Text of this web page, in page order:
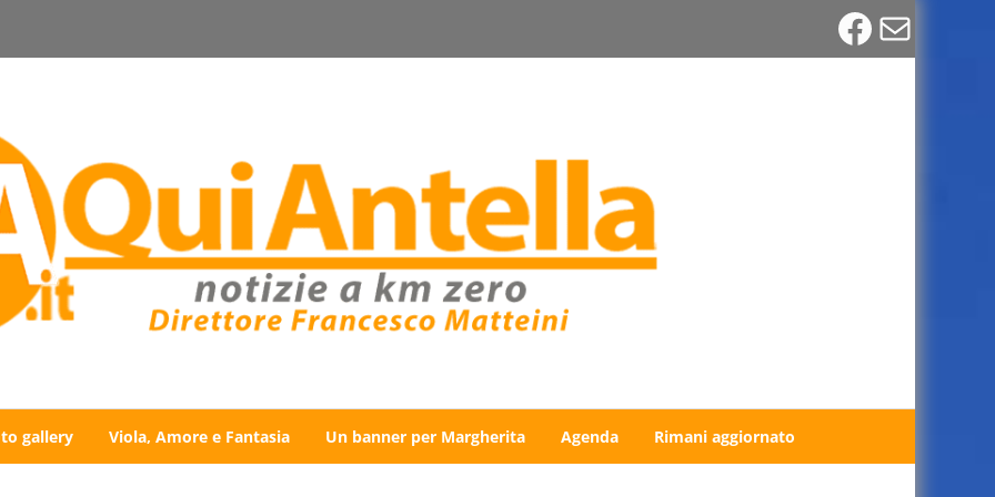
Email
gallery Viola, Amore e Fantasia Un banner per Margherita Agenda Rimani aggiornato